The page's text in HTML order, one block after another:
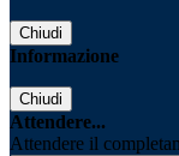
Chiudi
Informazione
Chiudi
Attendere...
Attendere il